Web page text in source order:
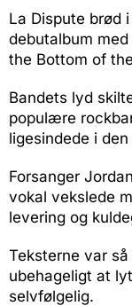
La Dispute brød
debutalbum
the Bottom of
Bandets lyd
populære
ligesindede i
Forsanger
vokal vekslede
levering og
Teksterne var
ubehageligt at
selvfølgelig.